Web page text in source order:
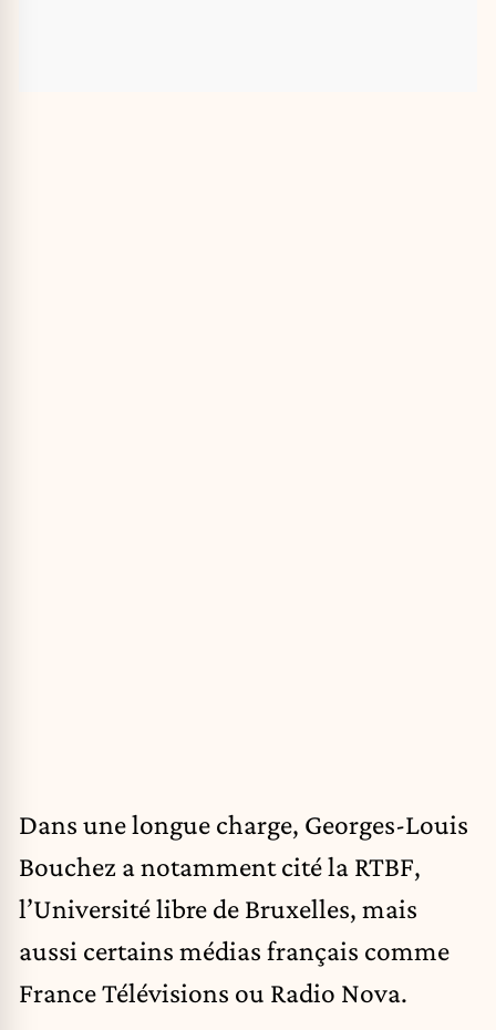
Dans une longue charge, Georges-Louis
Bouchez a notamment cité la RTBF,
l’Université libre de Bruxelles, mais
aussi certains médias français comme
France Télévisions ou Radio Nova.